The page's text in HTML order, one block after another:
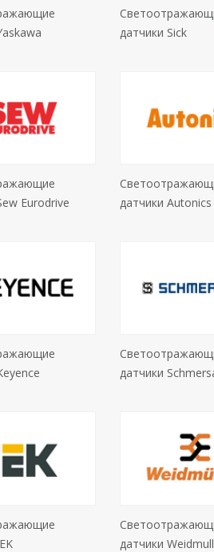
датчики Sick
Eurodrive
датчики Autonics
датчики
датчики